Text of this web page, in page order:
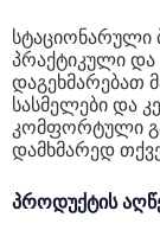
ფუნქციები
კომპლექტაცია
ზომები
სტაციონარული
პრაქტიკული
დაგეხმარებათ
სასმელები და
კომფორტული
დამხმარედ
პროდუქტის